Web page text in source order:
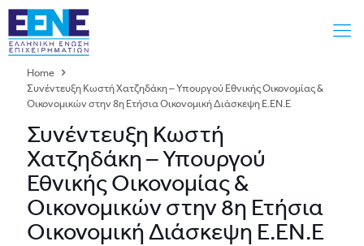
Home
Συνέντευξη Κωστή Χατζηδάκη – Υπουργού Εθνικής Οικονομίας &
Οικονομικών στην 8η Ετήσια Οικονομική Διάσκεψη Ε.ΕΝ.Ε
Συνέντευξη Κωστή
Χατζηδάκη – Υπουργού
Εθνικής Οικονομίας &
Οικονομικών στην 8η Ετήσια
Οικονομική Διάσκεψη Ε.ΕΝ.Ε